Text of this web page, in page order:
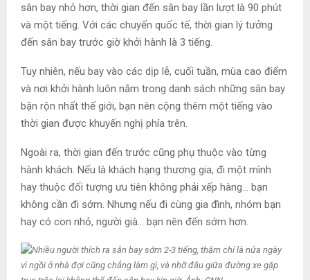
sân bay nhỏ hơn, thời gian đến sân bay lần lượt là 90 phút
và một tiếng. Với các chuyến quốc tế, thời gian lý tưởng
đến sân bay trước giờ khởi hành là 3 tiếng.
Tuy nhiên, nếu bay vào các dịp lễ, cuối tuần, mùa cao điểm
và nơi khởi hành luôn nằm trong danh sách những sân bay
bận rộn nhất thế giới, bạn nên cộng thêm một tiếng vào
thời gian được khuyến nghị phía trên.
Ngoài ra, thời gian đến trước cũng phụ thuộc vào từng
hành khách. Nếu là khách hạng thương gia, đi một mình
hay thuộc đối tượng ưu tiên không phải xếp hàng… bạn
không cần đi sớm. Nhưng nếu đi cùng gia đình, nhóm bạn
hay có con nhỏ, người già… bạn nên đến sớm hơn.